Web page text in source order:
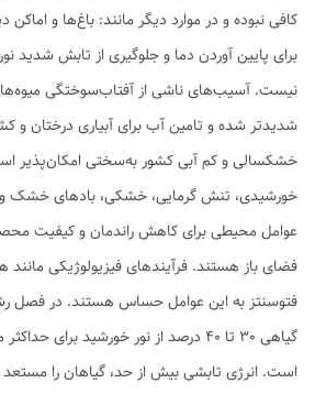
کافی نبوده و در موارد دیگر مانند: باغ‌ها و
برای پایین آوردن دما و جلوگیری از تابش شدید
نیست. آسیب‌های ناشی از آفتاب‌سوختگی
شدیدتر شده و تامین آب برای آبیاری درختان و
خشکسالی و کم آبی کشور به‌سختی امکان‌پذیر
خورشیدی، تنش گرمایی، خشکی، بادهای خشک و
عوامل محیطی برای کاهش راندمان و کیفیت
فضای باز هستند. فرآیندهای فیزیولوژیکی مانند
فتوسنتز به این عوامل حساس هستند. در فصل
گیاهی 30 تا 40 درصد از نور خورشید برای
است. انرژی تابشی بیش از حد، گیاهان را